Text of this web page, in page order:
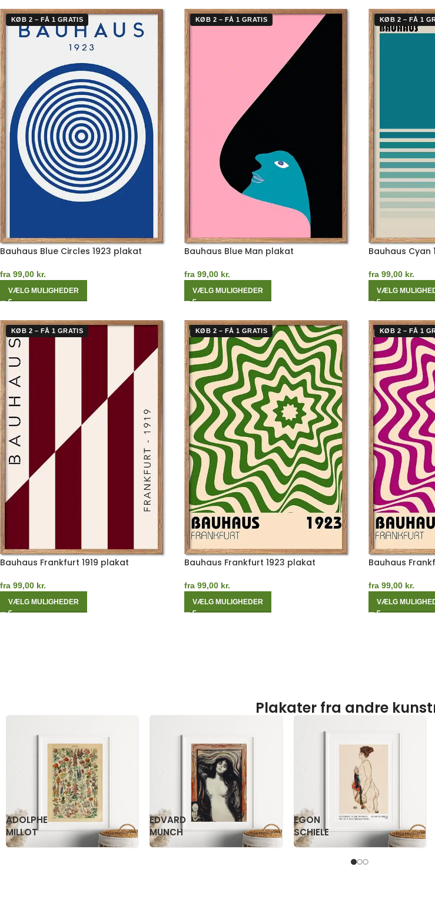
KØB 2 – FÅ 1 GRATIS
Bauhaus Blue Circles 1923 plakat
fra 99,00 kr.
VÆLG MULIGHEDER
KØB 2 – FÅ 1 GRATIS
Bauhaus Blue Man plakat
fra 99,00 kr.
VÆLG MULIGHEDER
KØB 2 – FÅ 1
Bauhaus Cyan
fra 99,00 kr.
VÆLG
KØB 2 – FÅ 1 GRATIS
Bauhaus Frankfurt 1919 plakat
fra 99,00 kr.
VÆLG MULIGHEDER
KØB 2 – FÅ 1 GRATIS
Bauhaus Frankfurt 1923 plakat
fra 99,00 kr.
VÆLG MULIGHEDER
KØB 2 – FÅ 1
Bauhaus
fra 99,00 kr.
VÆLG
Plakater fra andre
KATSUSHIKA
HOKUSAI
OGAWA
KAZUMASA
PAUL
KLEE